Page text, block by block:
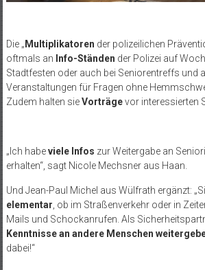
Die „ Multiplikatoren der polizeilichen
oftmals an Info-Ständen der Polizei auf
Stadtfesten oder auch bei Seniorentreffs und
Veranstaltungen für Fragen ohne
Zudem halten sieVorträgevor interessierten
„Ich habeviele Infos zur Weitergabe an
erhalten“, sagt Nicole Mechsner aus Haan.
Und Jean-Paul Michel aus Wülfrath ergänzt:
elementar, ob im Straßenverkehr oder in
Mails und Schockanrufen. Als
Kenntnisse an andere Menschen
dabei!“